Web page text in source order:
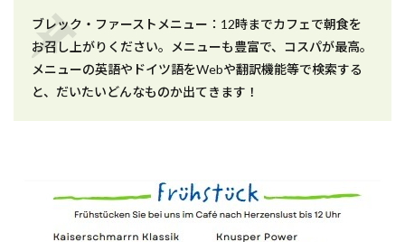
ブレック・ファーストメニュー：12時までカフェで朝食を
お召し上がりください。メニューも豊富で、コスパが最高。
メニューの英語やドイツ語をWebや翻訳機能等で検索する
と、だいたいどんなものか出てきます！